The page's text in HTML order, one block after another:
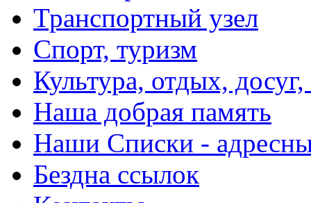
Транспортный узел
Спорт, туризм
Культура, отдых,
Наша добрая память
Наши Списки -
Бездна ссылок